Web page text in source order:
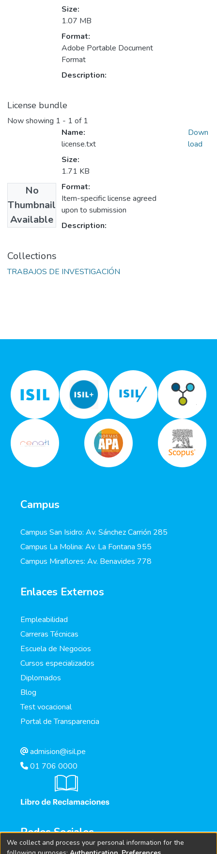
Size:
1.07 MB
Format:
Adobe Portable Document
Format
Description:
License bundle
Now showing 1 - 1 of 1
No
Thumbnail
Available
Name:
license.txt
Size:
1.71 KB
Format:
Item-specific license agreed
upon to submission
Description:
Down
load
Collections
TRABAJOS DE INVESTIGACIÓN
Campus
Campus San Isidro: Av. Sánchez Carrión 285
Campus La Molina: Av. La Fontana 955
Campus Miraflores: Av. Benavides 778
Enlaces Externos
Empleabilidad
Carreras Técnicas
Escuela de Negocios
Cursos especializados
Diplomados
Blog
Test vocacional
Portal de Transparencia
admision@isil.pe
01 706 0000
Redes Sociales
We collect and process your personal information for the